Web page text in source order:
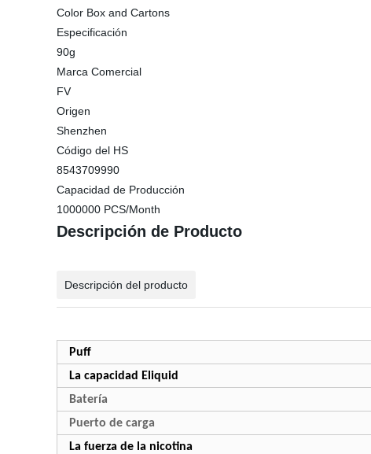
Color Box and Cartons
Especificación
90g
Marca Comercial
FV
Origen
Shenzhen
Código del HS
8543709990
Capacidad de Producción
1000000 PCS/Month
Descripción de Producto
Descripción del producto
Puff
La capacidad Eliquid
Batería
Puerto de carga
La fuerza de la nicotina